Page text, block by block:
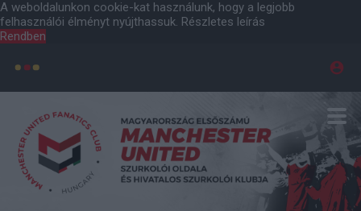
A weboldalunkon cookie-kat használunk, hogy a legjobb
felhasználói élményt nyújthassuk. Részletes leírás
Rendben